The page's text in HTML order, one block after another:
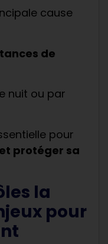
cause
de
nuit ou par
pour
protéger sa
la
pour